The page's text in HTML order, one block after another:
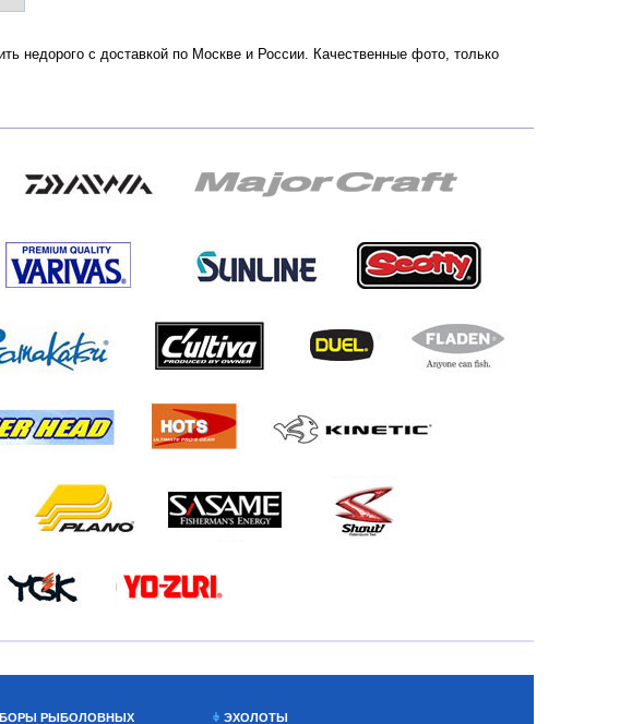
недорого с доставкой по Москве и России. Качественные фото, только
РЫБОЛОВНЫХ ЭХОЛОТЫ